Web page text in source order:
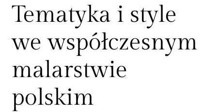
Tematyka i style
we współczesnym
malarstwie
polskim